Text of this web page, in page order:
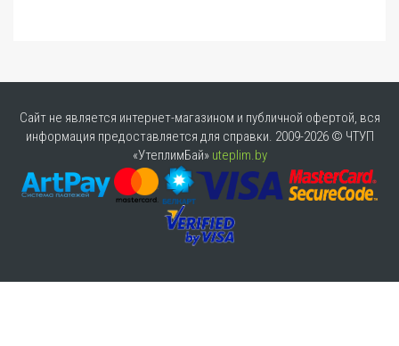
Сайт не является интернет-магазином и публичной офертой, вся
информация предоставляется для справки. 2009-2026 © ЧТУП
«УтеплимБай» uteplim.by